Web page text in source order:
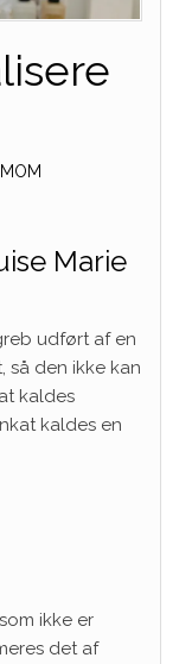
Marie
udført af en
så den ikke kan
kaldes
kaldes en
ikke er
det af